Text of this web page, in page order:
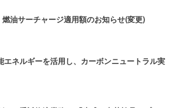
油サーチャージ適用額のお知らせ(変更)
エネルギーを活用し、カーボンニュートラル実